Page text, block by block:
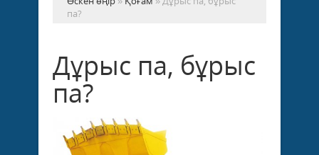
па?
Дұрыс па, бұрыс
па?